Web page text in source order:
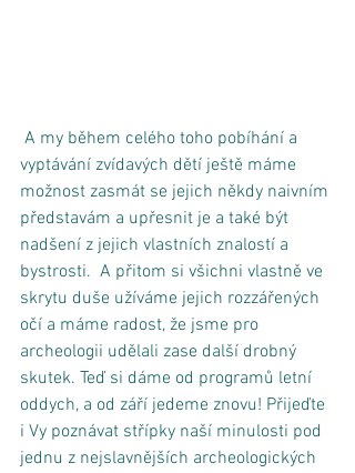
vyptávání zvídavých dětí ještě máme
možnost zasmát se jejich někdy naivním
představám a upřesnit je a také být
nadšení z jejich vlastních znalostí a
bystrosti.  A přitom si všichni vlastně ve
skrytu duše užíváme jejich rozzářených
očí a máme radost, že jsme pro
archeologii udělali zase další drobný
skutek. Teď si dáme od programů letní
oddych, a od září jedeme znovu! Přijeďte
i Vy poznávat střípky naší minulosti pod
jednu z nejslavnějších archeologických